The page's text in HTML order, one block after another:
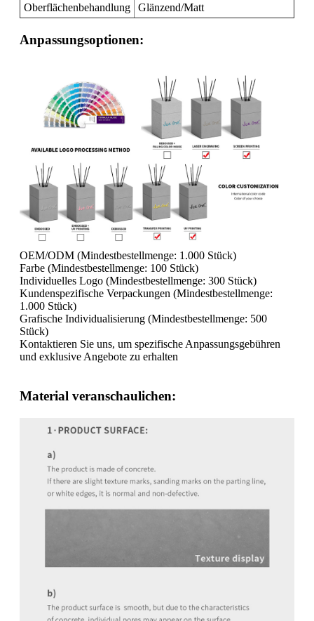
Oberflächenbehandlung
Glänzend/Matt
Anpassungsoptionen:
OEM/ODM (Mindestbestellmenge: 1.000 Stück)
Farbe (Mindestbestellmenge: 100 Stück)
Individuelles Logo (Mindestbestellmenge: 300 Stück)
Kundenspezifische Verpackungen (Mindestbestellmenge:
1.000 Stück)
Grafische Individualisierung (Mindestbestellmenge: 500
Stück)
Kontaktieren Sie uns, um spezifische Anpassungsgebühren
und exklusive Angebote zu erhalten
Material veranschaulichen: